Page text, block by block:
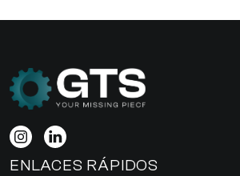
ENLACES RÁPIDOS